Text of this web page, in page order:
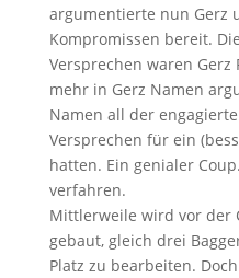
argumentierte nun Gerz
Kompromissen bereit.
Versprechen waren
mehr in Gerz Namen
Namen all der
Versprechen für ein
hatten. Ein genialer
verfahren.
Mittlerweile wird vor der
gebaut, gleich drei
Platz zu bearbeiten.